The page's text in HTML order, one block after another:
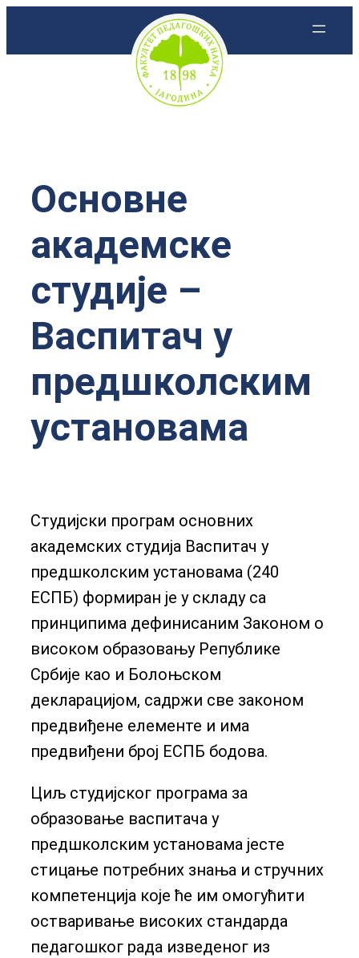
Основне
академске
студије –
Васпитач у
предшколским
установама
Студијски програм основних
академских студија Васпитач у
предшколским установама (240
ЕСПБ) формиран је у складу са
принципима дефинисаним Законом о
високом образовању Републике
Србије као и Болоњском
декларацијом, садржи све законом
предвиђене елементе и има
предвиђени број ЕСПБ бодова.
Циљ студијског програма за
образовање васпитача у
предшколским установама јесте
стицање потребних знања и стручних
компетенција које ће им омогућити
остваривање високих стандарда
педагошког рада изведеног из